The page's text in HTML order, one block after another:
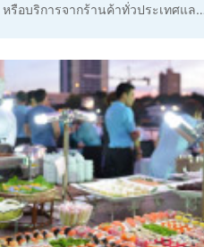
รือบริการจากร้านค้าทั่วประเทศและ